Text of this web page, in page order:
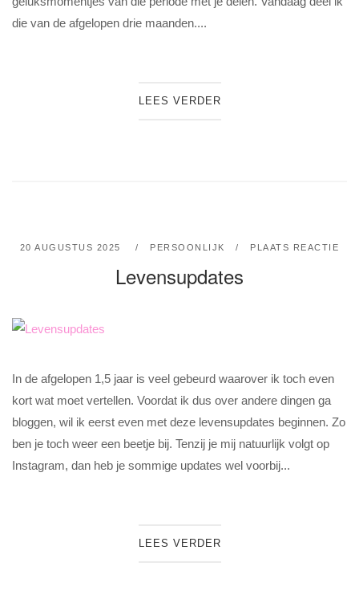
die van de afgelopen drie maanden....
LEES VERDER
20 AUGUSTUS 2025 PERSOONLIJK PLAATS REACTIE
Levensupdates
In de afgelopen 1,5 jaar is veel gebeurd waarover ik toch even
kort wat moet vertellen. Voordat ik dus over andere dingen ga
bloggen, wil ik eerst even met deze levensupdates beginnen. Zo
ben je toch weer een beetje bij. Tenzij je mij natuurlijk volgt op
Instagram, dan heb je sommige updates wel voorbij...
LEES VERDER